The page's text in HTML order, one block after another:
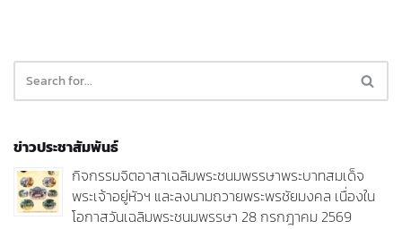
ข่าวประชาสัมพันธ์
กิจกรรมจิตอาสาเฉลิมพระชนมพรรษาพระบาทสมเด็จ
พระเจ้าอยู่หัวฯ และลงนามถวายพระพรชัยมงคล เนื่องใน
โอกาสวันเฉลิมพระชนมพรรษา 28 กรกฎาคม 2569